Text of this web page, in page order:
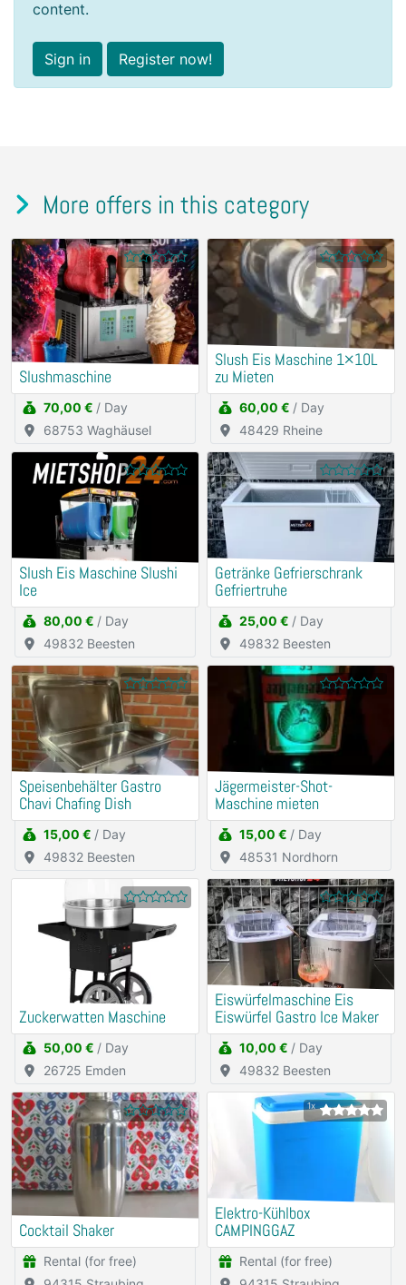
content.
Sign in Register now!
More offers in this category
Slushmaschine
70,00 € / Day
68753 Waghäusel
Slush Eis Maschine 1×10L
zu Mieten
60,00 € / Day
48429 Rheine
Slush Eis Maschine Slushi
Ice
80,00 € / Day
49832 Beesten
Getränke Gefrierschrank
Gefriertruhe
25,00 € / Day
49832 Beesten
Speisenbehälter Gastro
Chavi Chafing Dish
15,00 € / Day
49832 Beesten
Jägermeister-Shot-
Maschine mieten
15,00 € / Day
48531 Nordhorn
Zuckerwatten Maschine
50,00 € / Day
26725 Emden
Eiswürfelmaschine Eis
Eiswürfel Gastro Ice Maker
10,00 € / Day
49832 Beesten
Cocktail Shaker
Rental (for free)
1x
Elektro-Kühlbox
CAMPINGGAZ
Rental (for free)